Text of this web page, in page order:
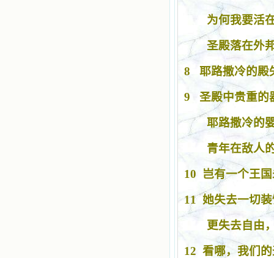
为何我要活
圣殿落在外
8
耶路撒冷的殿
9
圣殿中贵重的
耶路撒冷的
青年在敌人
10
岂有一个王
11 她失去一切
更失去自由
12 看哪，我们